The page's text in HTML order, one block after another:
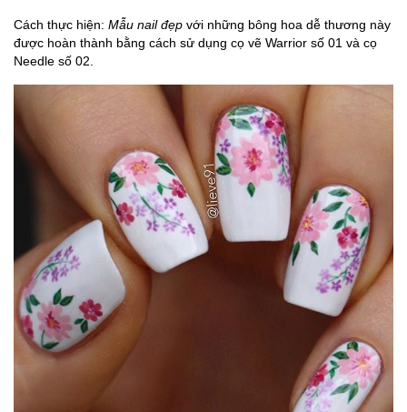
Cách thực hiện: Mẫu nail đẹp với những bông hoa dễ thương này
được hoàn thành bằng cách sử dụng cọ vẽ Warrior số 01 và cọ
Needle số 02.